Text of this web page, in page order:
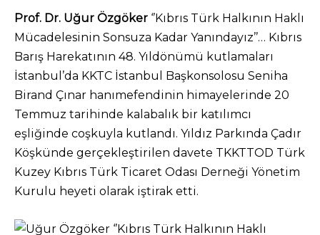
Prof. Dr. Uğur Özgöker ‘’Kıbrıs Türk Halkının Haklı
Mücadelesinin Sonsuza Kadar Yanındayız’’… Kıbrıs
Barış Harekatının 48. Yıldönümü kutlamaları
İstanbul’da KKTC İstanbul Başkonsolosu Seniha
Birand Çınar hanımefendinin himayelerinde 20
Temmuz tarihinde kalabalık bir katılımcı
eşliğinde coşkuyla kutlandı. Yıldız Parkında Çadır
Köşkünde gerçekleştirilen davete TKKTTOD Türk
Kuzey Kıbrıs Türk Ticaret Odası Derneği Yönetim
Kurulu heyeti olarak iştirak etti.